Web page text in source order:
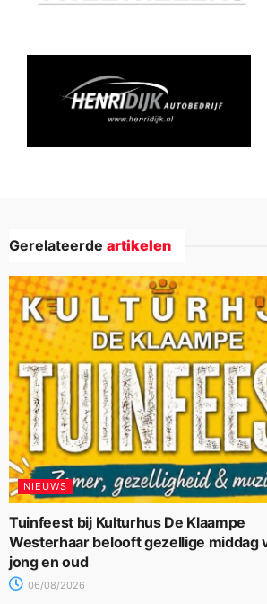
Gerelateerde artikelen
NIEUWS
Tuinfeest bij Kulturhus De Klaampe
Westerhaar belooft gezellige middag
jong en oud
06/08/2026